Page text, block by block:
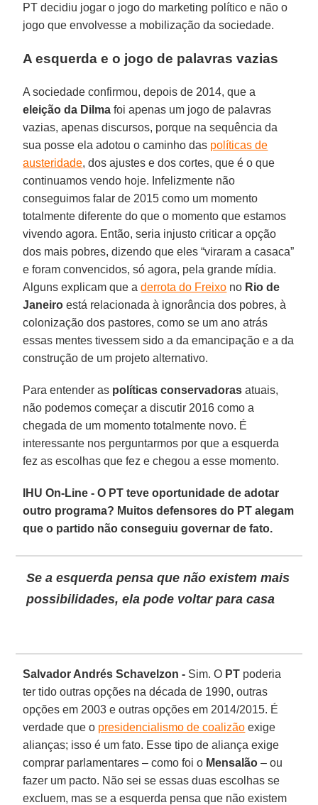
PT decidiu jogar o jogo do marketing político e não o
jogo que envolvesse a mobilização da sociedade.
A esquerda e o jogo de palavras vazias
A sociedade confirmou, depois de 2014, que a
eleição da Dilma foi apenas um jogo de palavras
vazias, apenas discursos, porque na sequência da
sua posse ela adotou o caminho das políticas de
austeridade, dos ajustes e dos cortes, que é o que
continuamos vendo hoje. Infelizmente não
conseguimos falar de 2015 como um momento
totalmente diferente do que o momento que estamos
vivendo agora. Então, seria injusto criticar a opção
dos mais pobres, dizendo que eles “viraram a casaca”
e foram convencidos, só agora, pela grande mídia.
Alguns explicam que aderrota do Freixo no Rio de
Janeiro está relacionada à ignorância dos pobres, à
colonização dos pastores, como se um ano atrás
essas mentes tivessem sido a da emancipação e a da
construção de um projeto alternativo.
Para entender as políticas conservadoras atuais,
não podemos começar a discutir 2016 como a
chegada de um momento totalmente novo. É
interessante nos perguntarmos por que a esquerda
fez as escolhas que fez e chegou a esse momento.
IHU On-Line - O PT teve oportunidade de adotar
outro programa? Muitos defensores do PT alegam
que o partido não conseguiu governar de fato.
Se a esquerda pensa que não existem mais
possibilidades, ela pode voltar para casa
Salvador Andrés Schavelzon - Sim. O PT poderia
ter tido outras opções na década de 1990, outras
opções em 2003 e outras opções em 2014/2015. É
verdade que o presidencialismo de coalizão exige
alianças; isso é um fato. Esse tipo de aliança exige
comprar parlamentares – como foi o Mensalão – ou
fazer um pacto. Não sei se essas duas escolhas se
excluem, mas se a esquerda pensa que não existem